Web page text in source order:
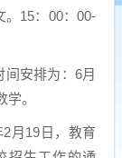
。15：00：00-
安排为：6月
。
月19日，教育